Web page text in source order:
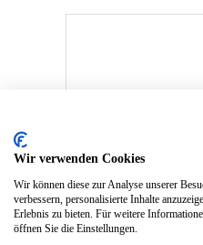
Wir verwenden Cookies
Wir können diese zur Analyse unserer
verbessern, personalisierte Inhalte
Erlebnis zu bieten. Für weitere
öffnen Sie die Einstellungen.